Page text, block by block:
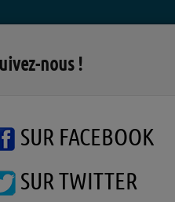
LA RADIO
nous !
SUR FACEBOOK
SUR TWITTER